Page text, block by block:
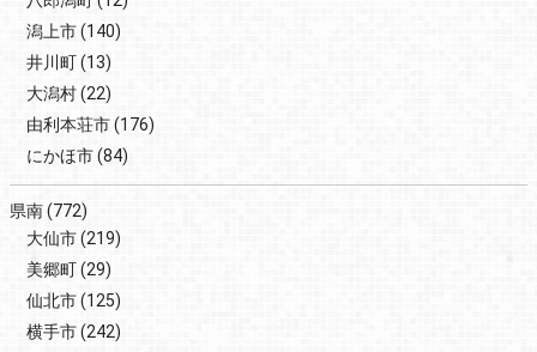
潟上市(140)
井川町(13)
大潟村(22)
由利本荘市(176)
にかほ市(84)
県南(772)
大仙市(219)
美郷町(29)
仙北市(125)
横手市(242)